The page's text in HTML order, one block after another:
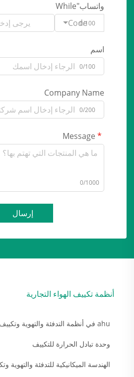
واتساب"While
Code0/100
اسم
0/100
Company Name
0/200
0/1000
إرسال
أنظمة تكييف الهواء التجارية
ahu في أنظمة التدفئة والتهوية وتكييف الهواء
وحدة تبادل الحرارة للتكييف
الهندسة الميكانيكية للتدفئة والتهوية